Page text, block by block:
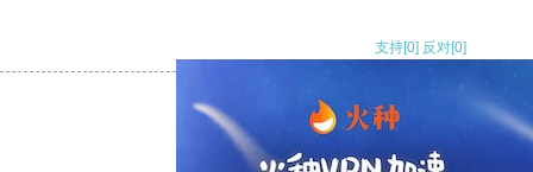
支持[0] 反对[0]
支持[0] 反对